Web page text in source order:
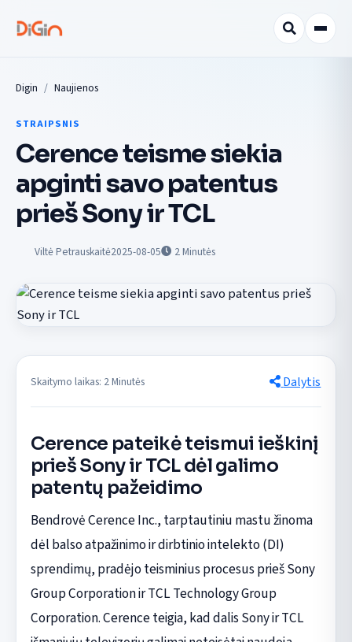
Digin Naujienos
STRAIPSNIS
Cerence teisme siekia
apginti savo patentus
prieš Sony ir TCL
Viltė Petrauskaitė2025-08-05 2Minutės
Skaitymo laikas: 2 Minutės Dalytis
Cerence pateikė teismui ieškinį
prieš Sony ir TCL dėl galimo
patentų pažeidimo
Bendrovė Cerence Inc., tarptautiniu mastu žinoma
dėl balso atpažinimo ir dirbtinio intelekto (DI)
sprendimų, pradėjo teisminius procesus prieš Sony
Group Corporation ir TCL Technology Group
Corporation. Cerence teigia, kad dalis Sony ir TCL